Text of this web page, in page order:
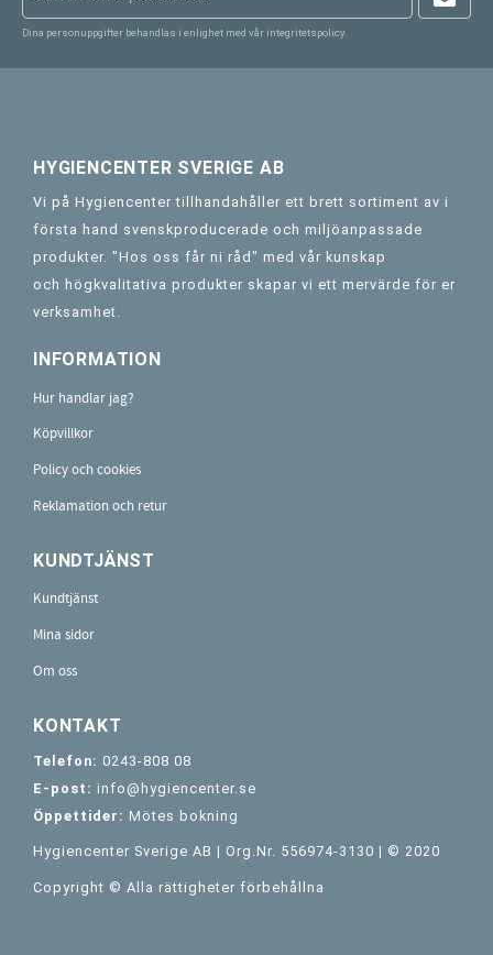
Dina personuppgifter behandlas i enlighet med vår integritetspolicy.
HYGIENCENTER SVERIGE AB
Vi på Hygiencenter tillhandahåller ett brett sortiment av i
första hand svenskproducerade och miljöanpassade
produkter. "Hos oss får ni råd" med vår kunskap
och högkvalitativa produkter skapar vi ett mervärde för er
verksamhet.
INFORMATION
Hur handlar jag?
Köpvillkor
Policy och cookies
Reklamation och retur
KUNDTJÄNST
Kundtjänst
Mina sidor
Om oss
KONTAKT
Telefon: 0243-808 08
E-post: info@hygiencenter.se
Öppettider: Mötes bokning
Hygiencenter Sverige AB | Org.Nr. 556974-3130 | © 2020
Copyright © Alla rättigheter förbehållna